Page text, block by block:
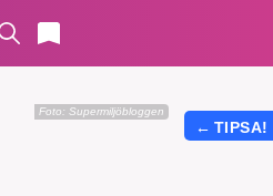
Foto: Supermiljöbloggen
← TIPSA!